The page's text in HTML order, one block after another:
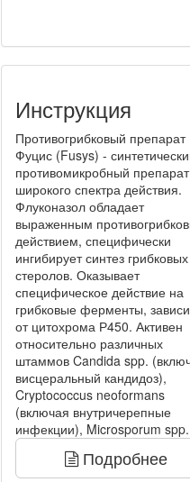
Инструкция
Противогрибковый препарат
Фуцис (Fusys) -
противомикробный препарат
широкого спектра действия.
Флуконазол обладает
выраженным
действием, специфически
ингибирует синтез грибковых
стеролов. Оказывает
специфическое действие на
грибковые ферменты,
от цитохрома Р450. Активен
относительно различных
штаммов Candida spp.
висцеральный кандидоз),
Cryptococcus neoformans
(включая внутричерепные
инфекции), Microsporum
Подробнее